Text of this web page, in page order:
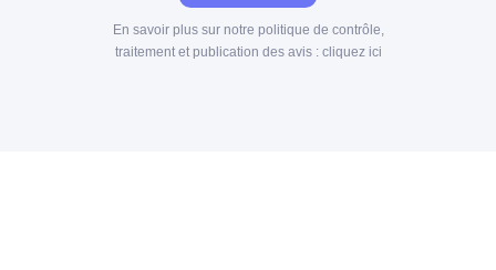
En savoir plus sur notre politique de contrôle,
traitement et publication des avis : cliquez ici